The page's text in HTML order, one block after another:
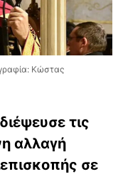
Κώστας
τις
αλλαγή
σε